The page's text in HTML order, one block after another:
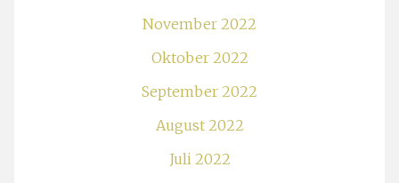
November 2022
Oktober 2022
September 2022
August 2022
Juli 2022